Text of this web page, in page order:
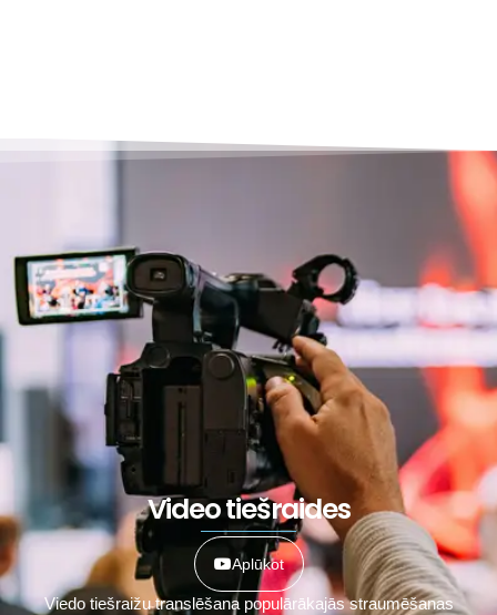
Video tiešraides
Aplūkot
Viedo tiešraižu translēšana populārākajās straumēšanas